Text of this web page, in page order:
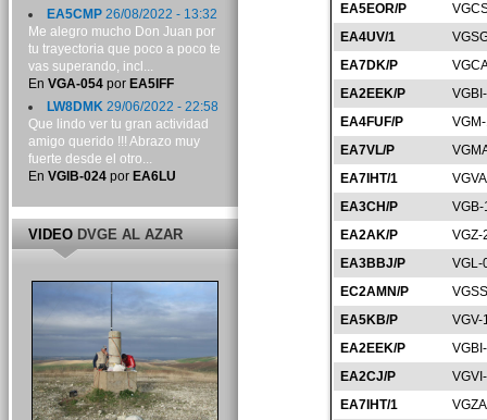
EA5EOR/P
EA4UV/1
EA7DK/P
EA2EEK/P
EA4FUF/P
EA7VL/P
EA7IHT/1
EA3CH/P
EA2AK/P
VGZ-
EA3BBJ/P
VGL-
EC2AMN/P
EA5KB/P
VGV-
EA2EEK/P
EA2CJ/P
EA7IHT/1
EA5CMP26/08/2022 - 13:32
Me alegro mucho Don Juan por
tu trayectoria que poco a poco te
vas superando, incl...
En VGA-054por EA5IFF
LW8DMK29/06/2022 - 22:58
Que lindo ver tu gran actividad
amigo querido !!! Abrazo muy
fuerte desde el otro...
En VGIB-024por EA6LU
VIDEODVGE AL AZAR